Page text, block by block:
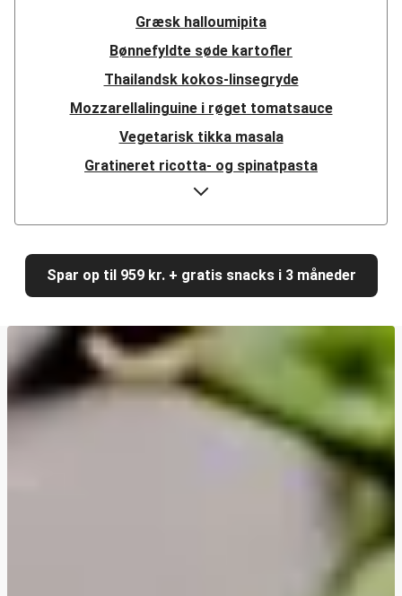
Græsk halloumipita
Bønnefyldte søde kartofler
Thailandsk kokos-linsegryde
Mozzarellalinguine i røget tomatsauce
Vegetarisk tikka masala
Gratineret ricotta- og spinatpasta
Hurtig mexicansk linsegryde
Girasoli i cremet paprikasauce
Græsk halloumisalat
Krydret linse-dhal
Cajunpaneret halloumi
Hurtig misostegt svampegirasoli med kylling
Shawarma med veggiestykker og zucchini
'Cheesy' grøntsagslasagne
Hurtig misostegt svampegirasoli
Middelhavsinspireret gedeost-orzo med kylling
Spar op til 959 kr. + gratis snacks i 3 måneder